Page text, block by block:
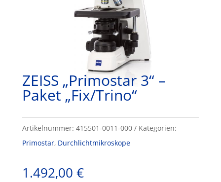
ZEISS „Primostar 3“ –
Paket „Fix/Trino“
Artikelnummer: 415501-0011-000
Kategorien:
Primostar, Durchlichtmikroskope
1.492,00 €